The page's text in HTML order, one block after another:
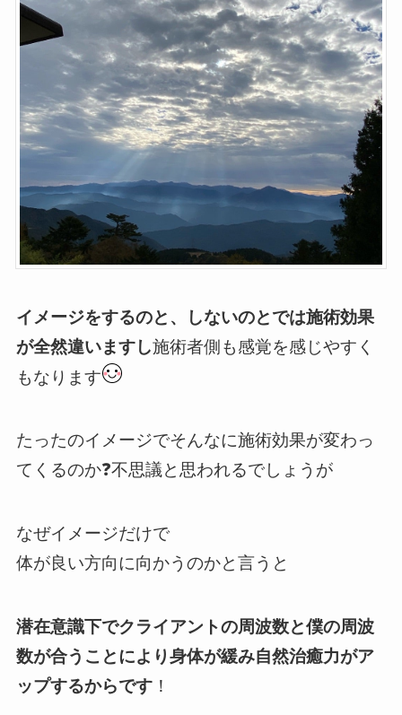
イメージをするのと、しないのとでは施術効果
が全然違いますし施術者側も感覚を感じやすく
もなります
たったのイメージでそんなに施術効果が変わっ
てくるのか❓不思議と思われるでしょうが
なぜイメージだけで
体が良い方向に向かうのかと言うと
潜在意識下でクライアントの周波数と僕の周波
数が合うことにより身体が緩み自然治癒力がア
ップするからです！